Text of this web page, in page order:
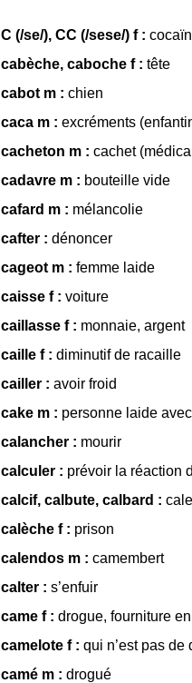
C (/se/), CC (/sese/) f :
cabèche, caboche f : tête
cabot m : chien
caca m : excréments
cacheton m : cachet
cadavre m : bouteille vide
cafard m : mélancolie
cafter : dénoncer
cageot m : femme laide
caisse f : voiture
caillasse f : monnaie, argent
caille f : diminutif de racaille
cailler : avoir froid
cake m : personne laide
calancher : mourir
calculer : prévoir la réaction
calcif, calbute, calbard :
calèche f : prison
calendos m : camembert
calter : s’enfuir
came f : drogue, fourniture en
camelote f : qui n’est pas de
camé m : drogué